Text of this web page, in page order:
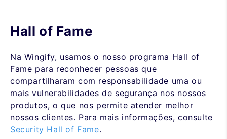
Hall of Fame
Na Wingify, usamos o nosso programa Hall of
Fame para reconhecer pessoas que
compartilharam com responsabilidade uma ou
mais vulnerabilidades de segurança nos nossos
produtos, o que nos permite atender melhor
nossos clientes. Para mais informações, consulte
Security Hall of Fame.